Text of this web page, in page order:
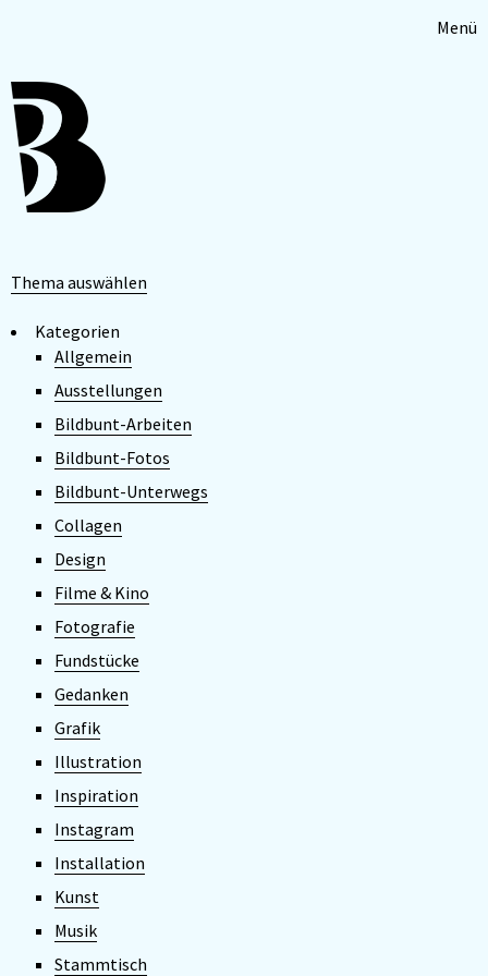
Menü
Thema auswählen
Kategorien
Allgemein
Ausstellungen
Bildbunt-Arbeiten
Bildbunt-Fotos
Bildbunt-Unterwegs
Collagen
Design
Filme & Kino
Fotografie
Fundstücke
Gedanken
Grafik
Illustration
Inspiration
Instagram
Installation
Kunst
Musik
Stammtisch